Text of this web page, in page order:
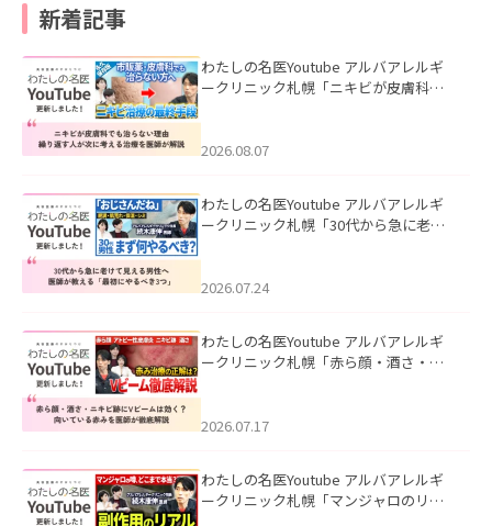
新着記事
わたしの名医Youtube アルバアレルギ
ークリニック札幌「ニキビが皮膚科で
ました。
2026.08.07
わたしの名医Youtube アルバアレルギ
ークリニック札幌「30代から急に老け
た。
2026.07.24
わたしの名医Youtube アルバアレルギ
ークリニック札幌「赤ら顔・酒さ・ニ
した。
2026.07.17
わたしの名医Youtube アルバアレルギ
ークリニック札幌「マンジャロのリア